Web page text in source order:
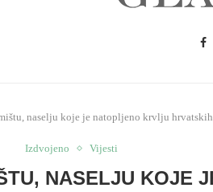
naselju koje je natopljeno krvlju
Izdvojeno Vijesti
NASELJU KOJE